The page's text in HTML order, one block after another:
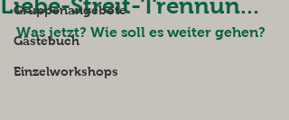
Gruppenangebote
Gästebuch
Einzelworkshops
Liebe-Streit-Trennun...
Was jetzt? Wie soll es weiter gehen?